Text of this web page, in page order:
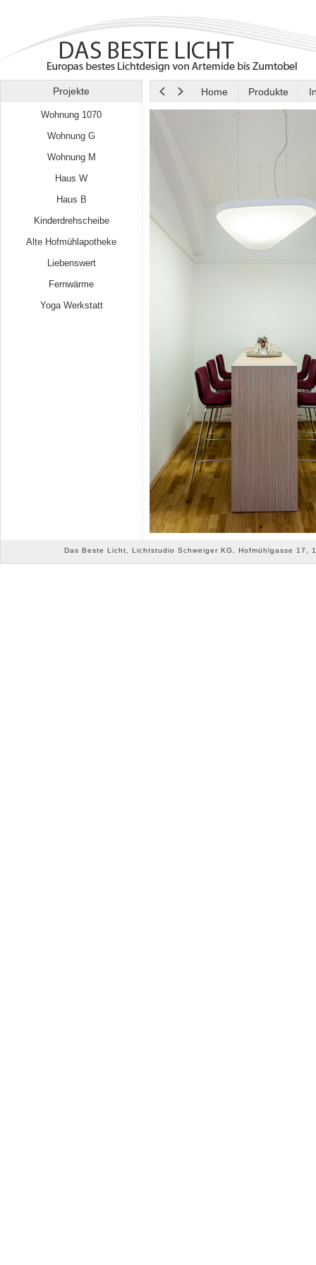
Projekte Home Produkte
Wohnung 1070
Wohnung G
Wohnung M
Haus W
Haus B
Kinderdrehscheibe
Alte Hofmühlapotheke
Liebenswert
Fernwärme
Yoga Werkstatt
Das Beste Licht, Lichtstudio Schweiger KG, Hofmühlgasse